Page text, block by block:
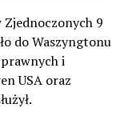
Zjednoczonych 9
do Waszyngtonu
i
USA oraz